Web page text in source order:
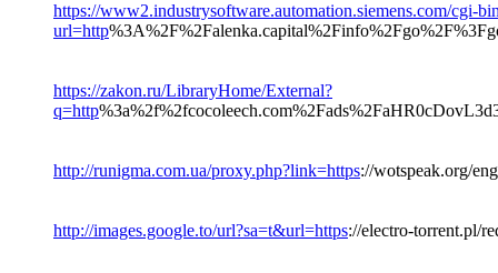
https://www2.industrysoftware.automation.siemens.com/cgi-
url=http
https://zakon.ru/LibraryHome/External?
q=http
http://runigma.com.ua/proxy.php?link=https://wotspeak.org/
http://images.google.to/url?sa=t&url=https://electro-torrent.pl/